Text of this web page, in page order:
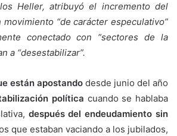
Heller, atribuyó el incremento del
“de carácter especulativo”
conectado con “sectores de la
a “desestabilizar”.
están apostando desde junio del año
política cuando se hablaba
después del endeudamiento sin
que estaban vaciando a los jubilados,